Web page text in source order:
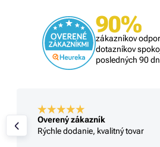
90%
zákazníkov
dotazníkov
posledných 90
Overený zákazník
Rýchle dodanie, kvalitný tovar